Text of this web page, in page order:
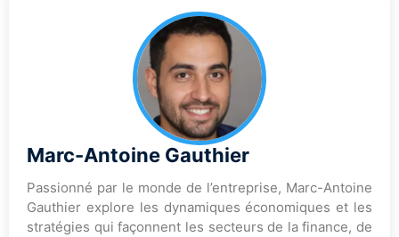
Marc-Antoine Gauthier
Passionné par le monde de l’entreprise, Marc-Antoine
Gauthier explore les dynamiques économiques et les
stratégies qui façonnent les secteurs de la finance, de